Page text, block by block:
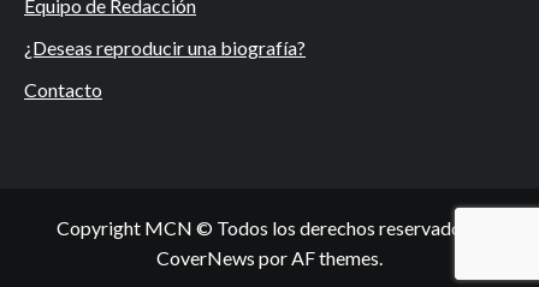
Equipo de Redacción
¿Deseas reproducir una biografía?
Contacto
Copyright MCN © Todos los derechos reservados.
CoverNews por AF themes.